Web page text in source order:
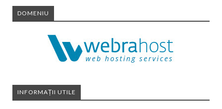
DOMENIU
INFORMAȚII UTILE